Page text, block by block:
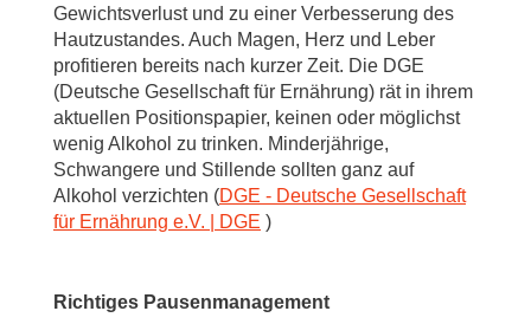
Gewichtsverlust und zu einer Verbesserung des
Hautzustandes. Auch Magen, Herz und Leber
profitieren bereits nach kurzer Zeit. Die DGE
(Deutsche Gesellschaft für Ernährung) rät in ihrem
aktuellen Positionspapier, keinen oder möglichst
wenig Alkohol zu trinken. Minderjährige,
Schwangere und Stillende sollten ganz auf
Alkohol verzichten (DGE - Deutsche Gesellschaft
für Ernährung e.V. | DGE )
Richtiges Pausenmanagement